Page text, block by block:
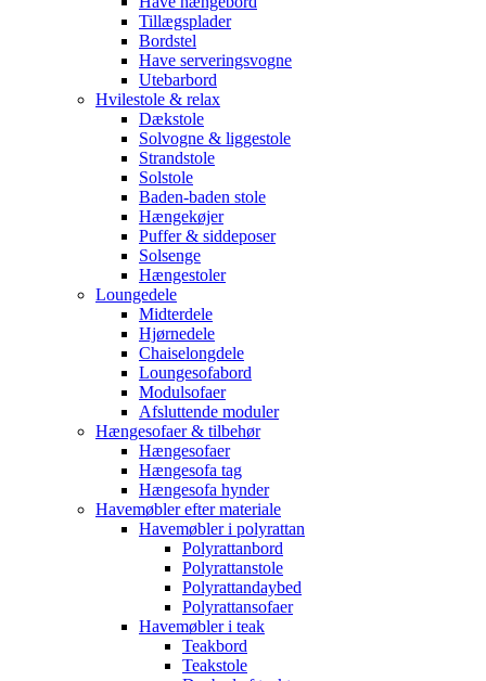
Tillægsplader
Bordstel
Have serveringsvogne
Utebarbord
Hvilestole & relax
Dækstole
Solvogne & liggestole
Strandstole
Solstole
Baden-baden stole
Hængekøjer
Puffer & siddeposer
Solsenge
Hængestoler
Loungedele
Midterdele
Hjørnedele
Chaiselongdele
Loungesofabord
Modulsofaer
Afsluttende moduler
Hængesofaer & tilbehør
Hængesofaer
Hængesofa tag
Hængesofa hynder
Havemøbler efter materiale
Havemøbler i polyrattan
Polyrattanbord
Polyrattanstole
Polyrattandaybed
Polyrattansofaer
Havemøbler i teak
Teakbord
Teakstole